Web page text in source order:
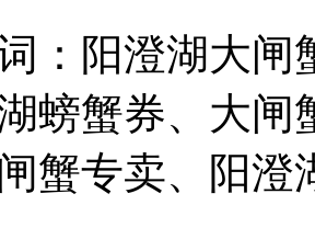
：阳澄湖大
螃蟹券、大
蟹专卖、阳